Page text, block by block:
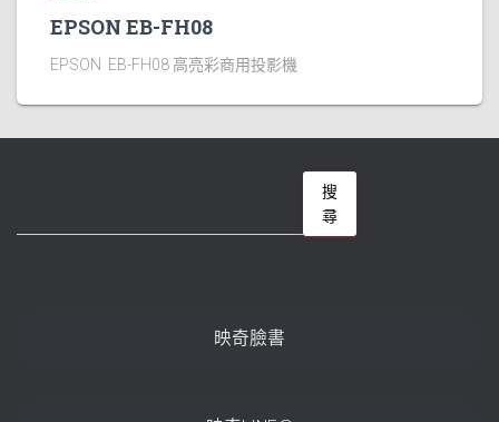
EPSON EB-FH08
EPSON EB-FH08 高亮彩商用投影機
搜
尋
映奇臉書